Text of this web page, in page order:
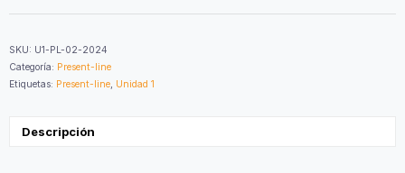
cantidad
SKU: U1-PL-02-2024
Categoría: Present-line
Etiquetas: Present-line, Unidad 1
Descripción